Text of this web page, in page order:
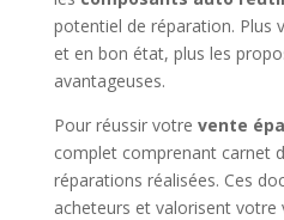
potentiel de réparation. Plus
et en bon état, plus les
avantageuses.
Pour réussir votre vente
complet comprenant carnet
réparations réalisées. Ces
acheteurs et valorisent votre